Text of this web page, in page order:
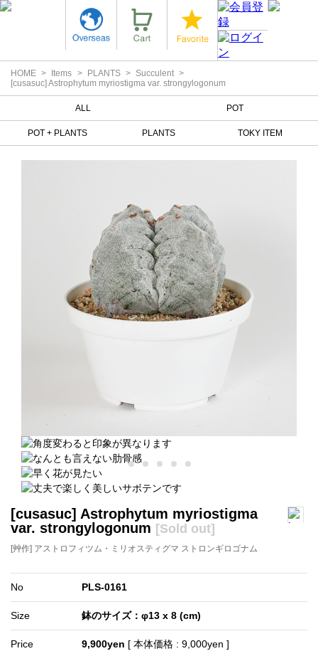
HOME Items PLANTS
Succulent
[cusasuc] Astrophytum myriostigma var. strongylogonum
ALL POT
POT + PLANTS PLANTS TOKY ITEM
[cusasuc] Astrophytum myriostigma
var. strongylogonum [Sold out]
[艸作] アストロフィツム・ミリオスティグマ ストロンギロゴナム
No PLS-0161
Size 鉢のサイズ：φ13 x 8 (cm)
Price 9,900yen [ 本体価格 : 9,000yen ]